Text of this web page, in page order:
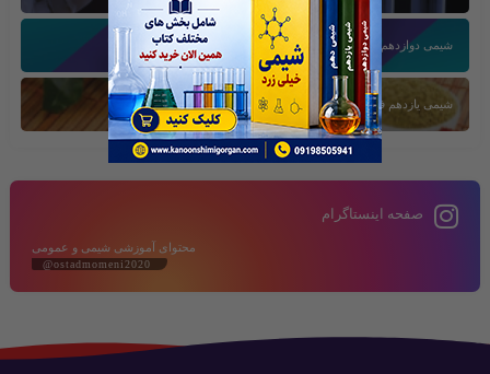
شیمی دوازدهم بخش سوم
شیمی یازدهم فصل دوم
صفحه اینستاگرام
محتوای آموزشی شیمی و عمومی
@ostadmomeni2020